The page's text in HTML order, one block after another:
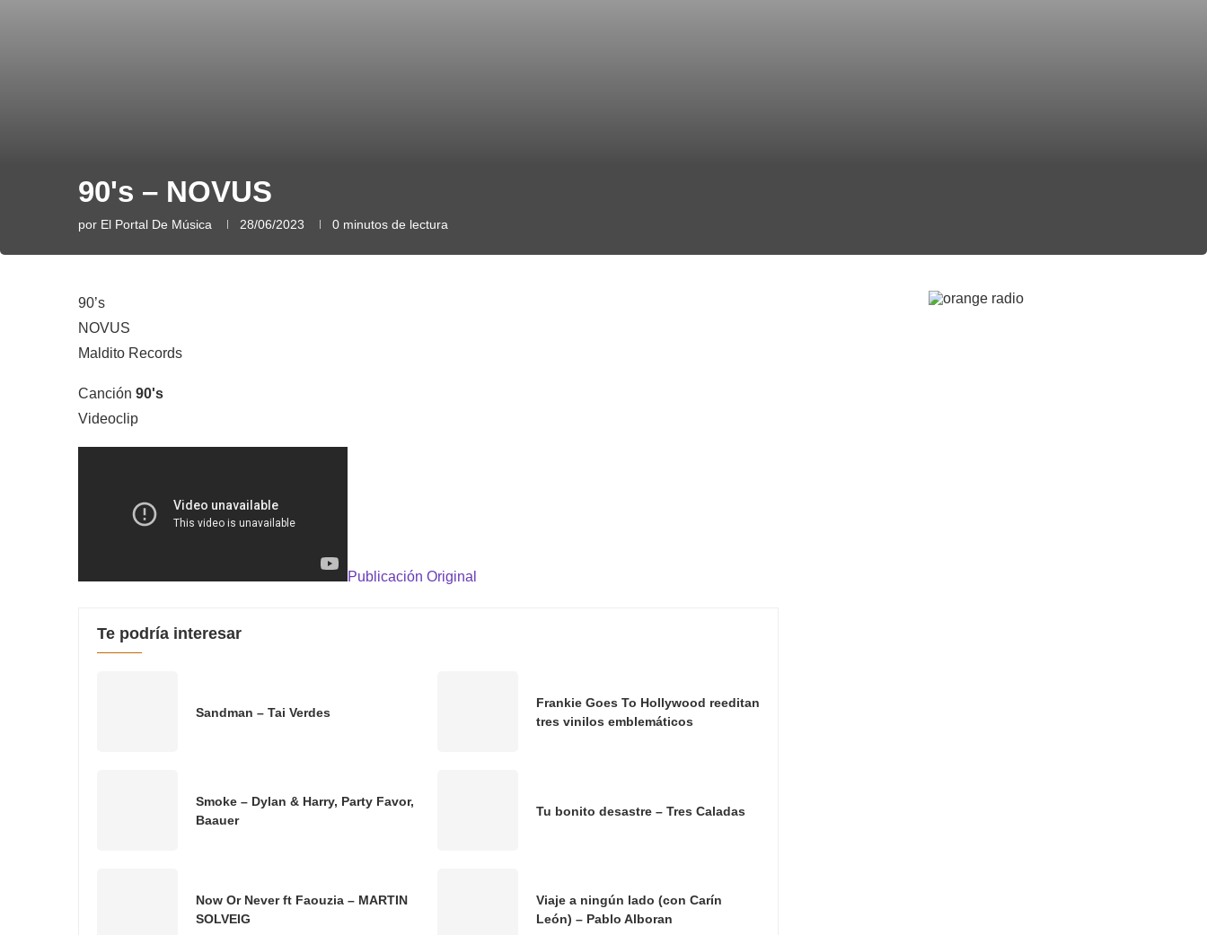
90's – NOVUS
por El Portal De Música 28/06/2023 0 minutos de lectura
90’s
NOVUS
Maldito Records
Canción 90's
Videoclip
Publicación Original
Te podría interesar
Sandman – Tai Verdes
Frankie Goes To Hollywood reeditan
tres vinilos emblemáticos
Smoke – Dylan & Harry, Party Favor,
Baauer
Tu bonito desastre – Tres Caladas
Now Or Never ft Faouzia – MARTIN
SOLVEIG
Viaje a ningún lado (con Carín
León) – Pablo Alboran